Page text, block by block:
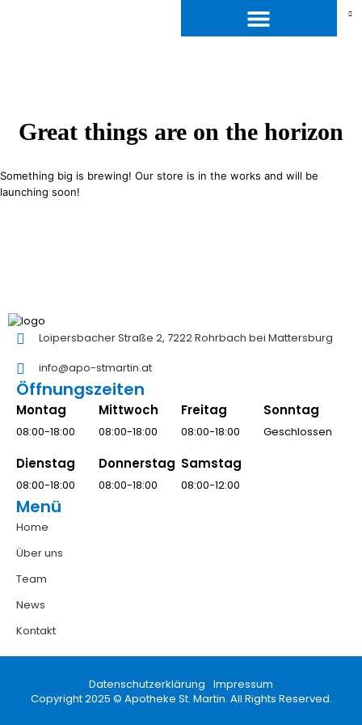
Great things are on the horizon
Something big is brewing! Our store is in the works and will be
launching soon!
Loipersbacher Straße 2, 7222 Rohrbach bei Mattersburg
info@apo-stmartin.at
Öffnungszeiten
Montag
08:00-18:00
Dienstag
08:00-18:00
Mittwoch
08:00-18:00
Donnerstag
08:00-18:00
Freitag
08:00-18:00
Samstag
08:00-12:00
Sonntag
Geschlossen
Menü
Home
Über uns
Team
News
Kontakt
Copyright 2025 © Apotheke St. Martin. All Rights Reserved.
Datenschutzerklärung Impressum